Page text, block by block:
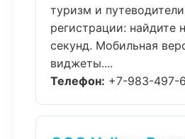
туризм и
регистрации: найдите
секунд. Мобильная
виджеты....
Телефон: +7-983-497-